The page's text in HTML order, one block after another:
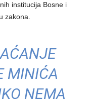
institucija Bosne i
zakona.
MINIĆA
NEMA